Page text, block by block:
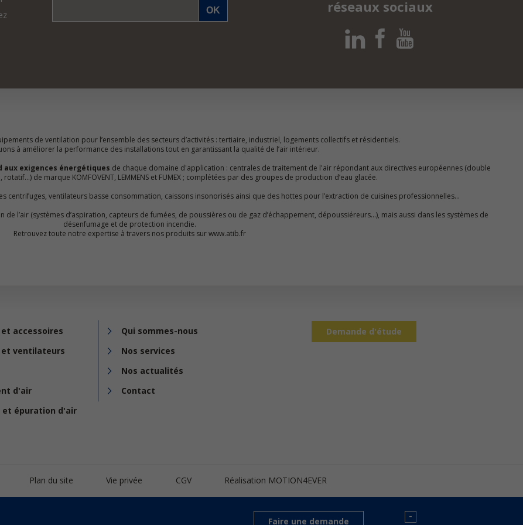
réseaux sociaux
de ventilation pour l’ensemble des secteurs d’activités : tertiaire, industriel, logements collectifs et résidentiels.
à améliorer la performance des installations tout en garantissant la qualité de l’air intérieur.
exigences énergétiques de chaque domaine d'application : centrales de traitement de l'air répondant aux directives européennes (double
de marque KOMFOVENT, LEMMENS et FUMEX ; complétées par des groupes de production d’eau glacée.
centrifuges, ventilateurs basse consommation, caissons insonorisés ainsi que des hottes pour l’extraction de cuisines professionnelles…
l’air (systèmes d’aspiration, capteurs de fumées, de poussières ou de gaz d’échappement, dépoussiéreurs…), mais aussi dans les systèmes de
désenfumage et de protection incendie.
Retrouvez toute notre expertise à travers nos produits sur www.atib.fr
accessoires
et ventilateurs
d'air
et épuration d'air
Qui sommes-nous
Nos services
Nos actualités
Contact
Demande d'étude
Plan du site Vie privée CGV Réalisation MOTION4EVER
-
Faire une demande